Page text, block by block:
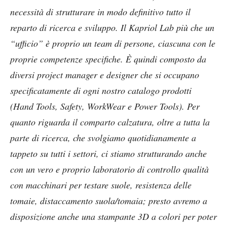
necessità di strutturare in modo definitivo tutto il
reparto di ricerca e sviluppo. Il Kapriol Lab più che un
“ufficio” è proprio un team di persone, ciascuna con le
proprie competenze specifiche. È quindi composto da
diversi project manager e designer che si occupano
specificatamente di ogni nostro catalogo prodotti
(Hand Tools, Safety, WorkWear e Power Tools). Per
quanto riguarda il comparto calzatura, oltre a tutta la
parte di ricerca, che svolgiamo quotidianamente a
tappeto su tutti i settori, ci stiamo strutturando anche
con un vero e proprio laboratorio di controllo qualità
con macchinari per testare suole, resistenza delle
tomaie, distaccamento suola/tomaia; presto avremo a
disposizione anche una stampante 3D a colori per poter